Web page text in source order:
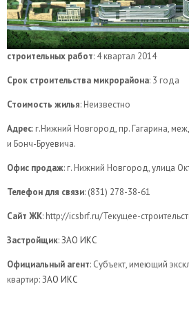
строительных работ: 4 квартал 2014
Срок строительства микрорайона: 3 года
Стоимость жилья: Неизвестно
Адрес: г.Нижний Новгород, пр. Гагарина,
и Бонч-Бруевича.
Офис продаж: г. Нижний Новгород, улица
Телефон для связи: (831) 278-38-61
Сайт ЖК: http://icsbrf.ru/Текущее-
Застройщик:ЗАО ИКС
Официальный агент: Субъект, имеющий
квартир:ЗАО ИКС